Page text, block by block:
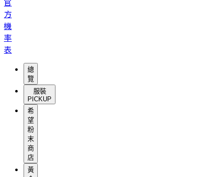
官
方
機
率
表
總
覽
服裝
PICKUP
希
望
粉
末
商
店
黃